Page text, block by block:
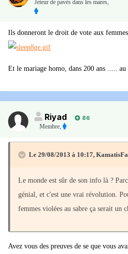
Jeteur de pavés dans les mares,
Ils donneront le droit de vote aux
Et le mariage homo, dans 200 ans ..... au
Riyad
86
Membre,
Le 29/08/2013 à 10:17,
Le monde est sûr de son info là ?
génial, et c'est une vrai révolution.
femmes violées au sabre ça serait un
Avez vous des preuves de se que vous